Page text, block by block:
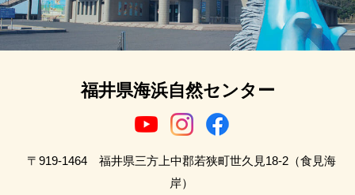
福井県海浜自然センター
〒919-1464 福井県三方上中郡若狭町世久見18-2（食見海
岸）